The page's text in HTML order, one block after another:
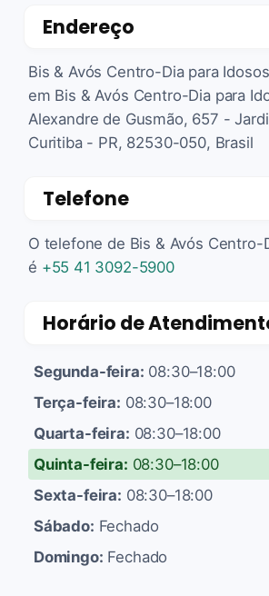
Endereço
Bis & Avós Centro-Dia para
em Bis & Avós Centro-Dia para
Alexandre de Gusmão, 657 -
Curitiba - PR, 82530-050, Brasil
Telefone
O telefone de Bis & Avós Centro-
é +55 41 3092-5900
Horário de
Segunda-feira: 08:30–18:00
Terça-feira: 08:30–18:00
Quarta-feira: 08:30–18:00
Quinta-feira: 08:30–18:00
Sexta-feira: 08:30–18:00
Sábado: Fechado
Domingo: Fechado